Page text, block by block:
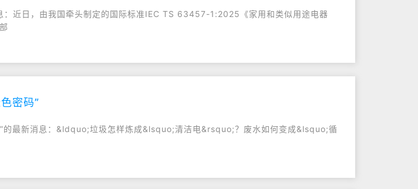
近日，由我国牵头制定的国际标准IEC TS 63457-1:2025《家用和类似用途电器
密码”
最新消息：&ldquo;垃圾怎样炼成&lsquo;清洁电&rsquo;？废水如何变成&lsquo;循